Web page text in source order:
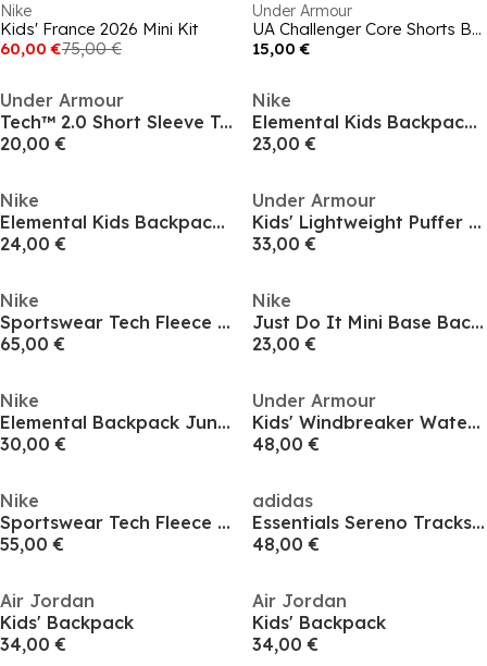
Nike
Kids' France 2026 Mini Kit
60,00 €75,00 €
Under Armour
UA Challenger Core Shorts Boys'
15,00 €
Under Armour
Tech™ 2.0 Short Sleeve T-Shirt Juniors
20,00 €
Nike
Elemental Kids Backpack (20l) Unisex Kids
23,00 €
Nike
Elemental Kids Backpack (20l) Unisex Kids
24,00 €
Under Armour
Kids' Lightweight Puffer Jacket
33,00 €
Nike
Sportswear Tech Fleece Full-Zip Hoodie Juniors
65,00 €
Nike
Just Do It Mini Base Backpack
23,00 €
Nike
Elemental Backpack Juniors
30,00 €
Under Armour
Kids' Windbreaker Water-Repellent Windproof Hooded Long Sleeve Rain Anorak
48,00 €
Nike
Sportswear Tech Fleece Full-Zip Hoodie Juniors
55,00 €
adidas
Essentials Sereno Tracksuit Junior Boys
48,00 €
Air Jordan
Kids' Backpack
34,00 €
Air Jordan
Kids' Backpack
34,00 €